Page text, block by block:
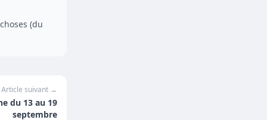
(du
Article suivant →
du 13 au 19
septembre